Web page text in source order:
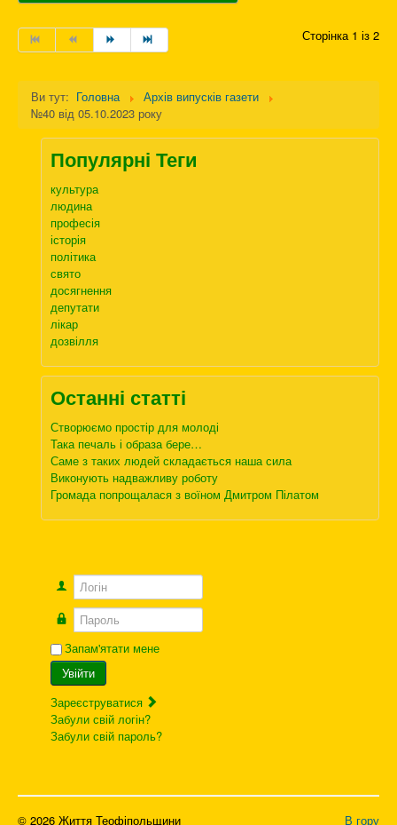
Сторінка 1 із 2
Ви тут: Головна
Архів випусків газети
№40 від 05.10.2023 року
Популярні Теги
культура
людина
професія
історія
політика
свято
досягнення
депутати
лікар
дозвілля
Останні статті
Створюємо простір для молоді
Така печаль і образа бере…
Саме з таких людей складається наша сила
Виконують надважливу роботу
Громада попрощалася з воїном Дмитром Пілатом
Логін
Пароль
Запам'ятати мене
Увійти
Зареєструватися
Забули свій логін?
Забули свій пароль?
В гору
© 2026 Життя Теофіпольщини